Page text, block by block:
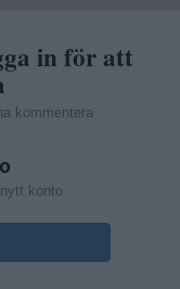
in för att
kommentera
konto